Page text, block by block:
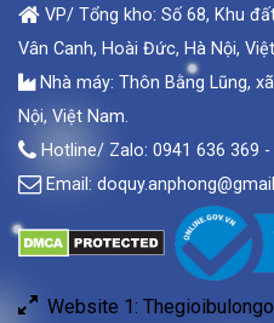
VP/ Tổng kho: Số 68, Khu
Vân Canh, Hoài Đức, Hà Nội,
Nhà máy: Thôn Bằng Lũng,
Nội, Việt Nam.
Hotline/ Zalo: 0941 636 369
Email:
Website 1: